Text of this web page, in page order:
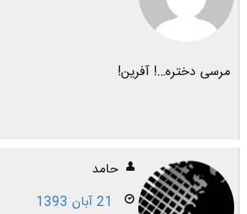
مرسی دختره…! آفرین!
حامد
21 آبان 1393